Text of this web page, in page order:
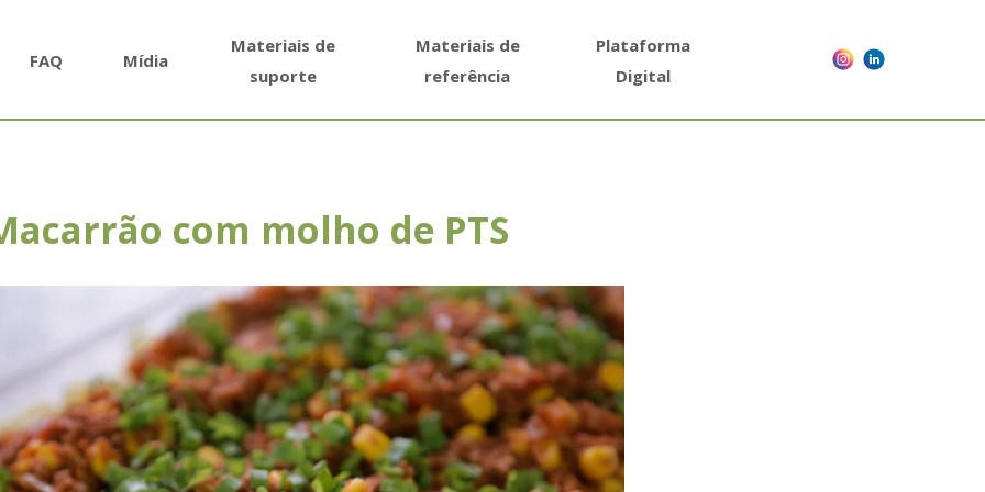
FAQ Mídia
Materiais de
suporte
Materiais de
referência
Plataforma
Digital
com molho de PTS